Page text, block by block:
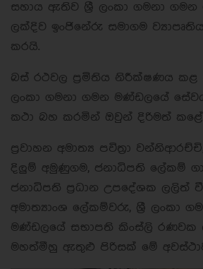
සහාය ඇතිව ශ්‍රී ලංකා ගමනා
ලක්දිව ඉංජිනේරු සමාගම
කරයි.
බස් රථවල ප්‍රමිතිය නිරීක්ෂණය කළ
ලංකා ගමනා ගමන මණ්ඩලයේ
කථා බහ කරමින් ඔවුන් දිරිමත්
ප්‍රවාහන අමාත්‍ය පවිත්‍රා
දිලුම් අමුණුගම, ජනාධිපති ලේකම්
ජනාධිපති ප්‍රධාන උපදේශක ලලිත්
අමාත්‍යාංශ ලේකම්වරු, ශ්‍රී ලංකා
මණ්ඩලයේ සභාපති කිංස්ලි රණවක
මහත්මීහු ඇතුළු පිරිසක් මේ